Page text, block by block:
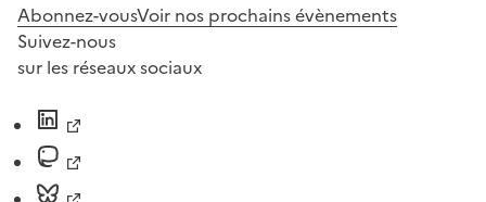
Abonnez-vousVoir nos prochains évènements
Suivez-nous
sur les réseaux sociaux